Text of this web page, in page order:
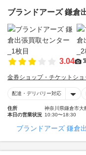
ブランドアーズ 鎌倉
3.04
金券ショップ・チケットショ
配達・デリバリー対応
住所
神奈川県鎌倉市大
本日の営業状況 10:30〜18:30
ブランドアーズ 鎌倉